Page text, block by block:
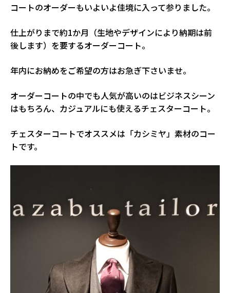
コートのオーダーもいよいよ佳境に入って参りました。
仕上がりまで約1か月（生地やデザインにより納期は前
後します）を要するオーダーコート。
年内にお納めをご希望の方はお急ぎ下さいませ。
オーダーコートの中でも人気が高いのはビジネスシーン
はもちろん、カジュアルにも使えるチェスターコート。
チェスターコートでオススメは「カシミヤ」素材のコー
トです。